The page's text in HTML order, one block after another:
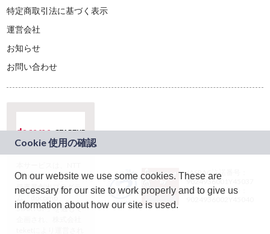
特定商取引法に基づく表示
運営会社
お知らせ
お問い合わせ
ドコモグループの新
規事業創出プログラ
ム「docomo
STARTUP」を通じて
JASRAC許諾番号：
9024936001Y45037
JASRAC許諾番号：
On our website we use some cookies. These are
necessary for our site to work properly and to give us
information about how our site is used.